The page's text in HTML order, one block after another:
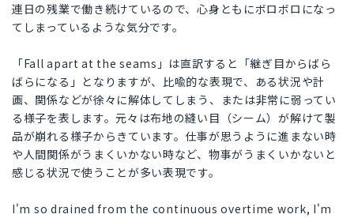
連日の残業で働き続けているので、心身ともにボロボロになっ
てしまっているような気分です。
「Fall apart at the seams」は直訳すると「継ぎ目からばら
ばらになる」となりますが、比喩的な表現で、ある状況や計
画、関係などが徐々に解体してしまう、または非常に弱ってい
る様子を表します。元々は布地の縫い目（シーム）が解けて製
品が崩れる様子からきています。仕事が思うように進まない時
や人間関係がうまくいかない時など、物事がうまくいかないと
感じる状況で使うことが多い表現です。
I'm so drained from the continuous overtime work, I'm